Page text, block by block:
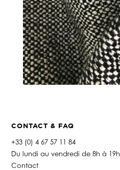
CONTACT & FAQ
+33 (0) 4 67 57 11 84
Du lundi au vendredi de 8h à 19h
Contact